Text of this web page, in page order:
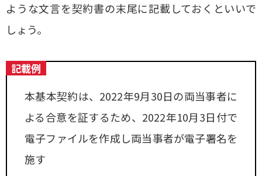
ような文言を契約書の末尾に記載しておくといいで
しょう。
記載例
本基本契約は、2022年9月30日の両当事者に
よる合意を証するため、2022年10月3日付で
電子ファイルを作成し両当事者が電子署名を
施す